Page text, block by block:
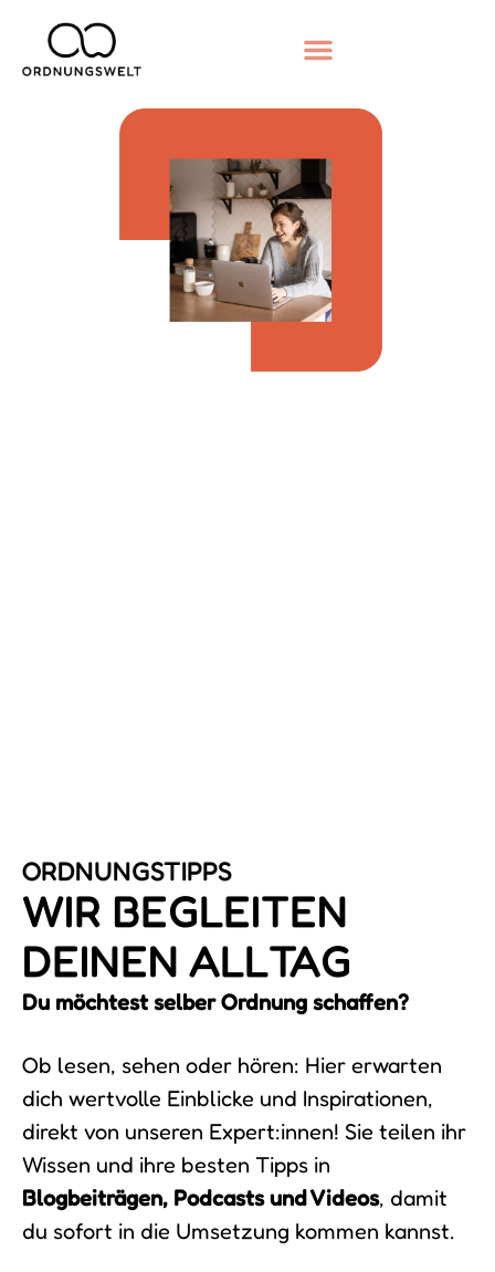
ORDNUNGS­TIPPS
WIR BEGLEITEN
DEINEN ALLTAG
Du möchtest selber Ordnung schaffen?
Ob lesen, sehen oder hören: Hier erwarten
dich wertvolle Einblicke und Inspirationen,
direkt von unseren Expert:innen! Sie teilen ihr
Wissen und ihre besten Tipps in
Blogbeiträgen, Podcasts und Videos, damit
du sofort in die Umsetzung kommen kannst.